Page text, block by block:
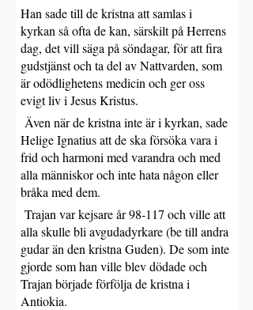
Han sade till de kristna att samlas i
kyrkan så ofta de kan, särskilt på Herrens
dag, det vill säga på söndagar, för att fira
gudstjänst och ta del av Nattvarden, som
är odödlighetens medicin och ger oss
evigt liv i Jesus Kristus.
Även när de kristna inte är i kyrkan, sade
Helige Ignatius att de ska försöka vara i
frid och harmoni med varandra och med
alla människor och inte hata någon eller
bråka med dem.
Trajan var kejsare år 98-117 och ville att
alla skulle bli avgudadyrkare (be till andra
gudar än den kristna Guden). De som inte
gjorde som han ville blev dödade och
Trajan började förfölja de kristna i
Antiokia.